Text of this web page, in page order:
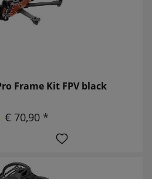
Frame Kit FPV black
€ 70,90 *